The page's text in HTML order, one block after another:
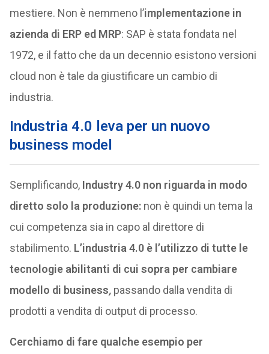
mestiere. Non è nemmeno l’implementazione in
azienda di ERP ed MRP: SAP è stata fondata nel
1972, e il fatto che da un decennio esistono versioni
cloud non è tale da giustificare un cambio di
industria.
Industria 4.0 leva per un nuovo
business model
Semplificando, Industry 4.0 non riguarda in modo
diretto solo la produzione:non è quindi un tema la
cui competenza sia in capo al direttore di
stabilimento. L’industria 4.0 è l’utilizzo di tutte le
tecnologie abilitanti di cui sopra per cambiare
modello di business, passando dalla vendita di
prodotti a vendita di output di processo.
Cerchiamo di fare qualche esempio per